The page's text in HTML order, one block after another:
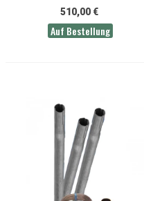
510,00 €
Auf Bestellung